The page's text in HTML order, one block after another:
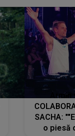
SACHA:
o piesă